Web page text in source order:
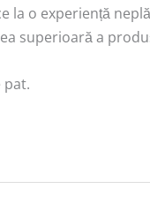
la o experiență
superioară a
pat.